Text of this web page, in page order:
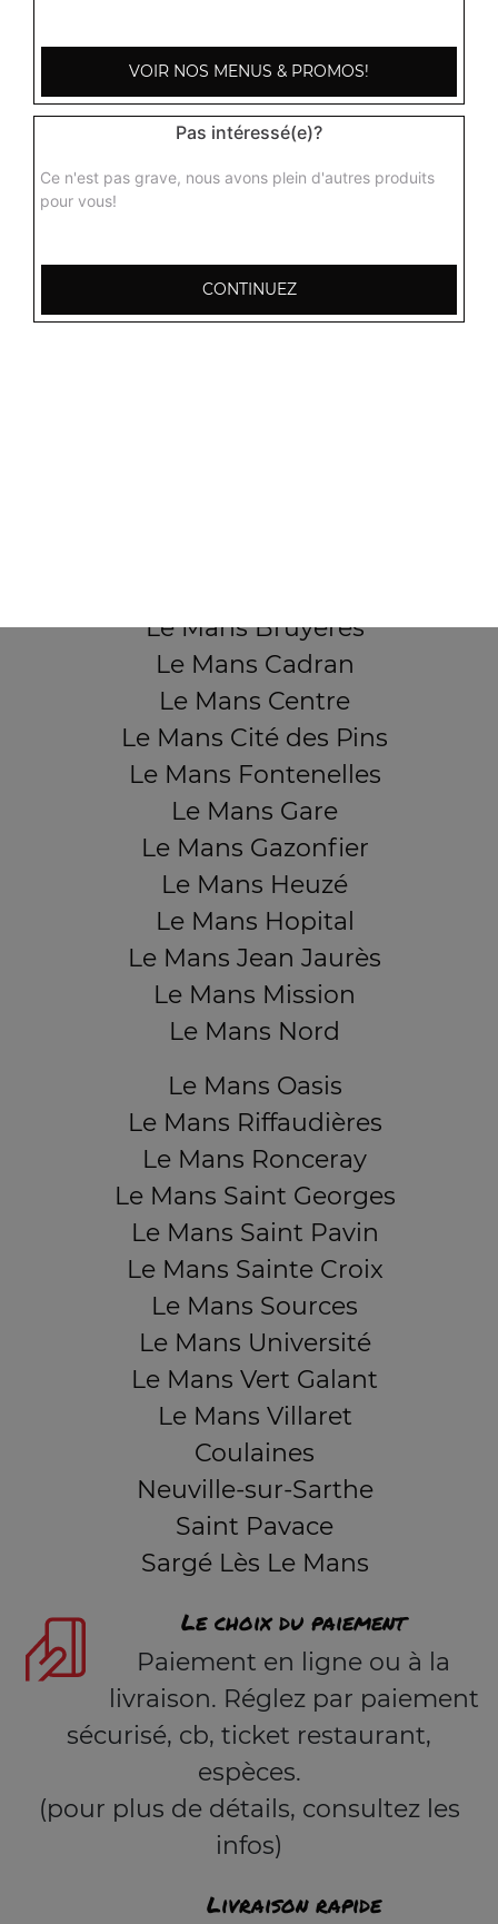
2 Place des Sables
72190 Coulaines
Le Mans Bruyères
Le Mans Cadran
Le Mans Centre
Le Mans Cité des Pins
Le Mans Fontenelles
Le Mans Gare
Le Mans Gazonfier
Le Mans Heuzé
Le Mans Hopital
Le Mans Jean Jaurès
Le Mans Mission
Le Mans Nord
Le Mans Oasis
Le Mans Riffaudières
Le Mans Ronceray
Le Mans Saint Georges
Le Mans Saint Pavin
Le Mans Sainte Croix
Le Mans Sources
Le Mans Université
Le Mans Vert Galant
Le Mans Villaret
Coulaines
Neuville-sur-Sarthe
Saint Pavace
Sargé Lès Le Mans
Le choix du paiement
Paiement en ligne ou à la
livraison. Réglez par paiement
sécurisé, cb, ticket restaurant,
espèces.
(pour plus de détails, consultez les
infos)
Livraison rapide
VOIR NOS MENUS & PROMOS!
Pas intéressé(e)?
Ce n'est pas grave, nous avons plein d'autres produits
pour vous!
CONTINUEZ